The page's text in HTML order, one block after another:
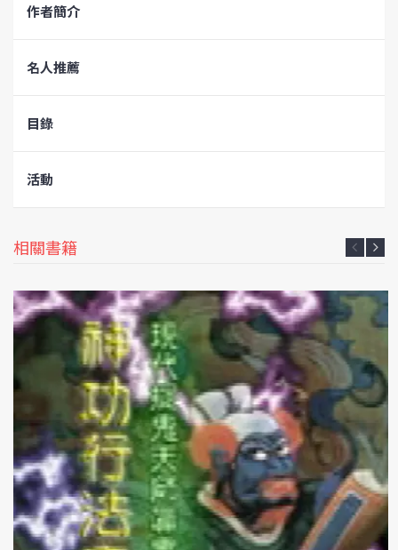
作者簡介
名人推薦
目錄
活動
相關書籍